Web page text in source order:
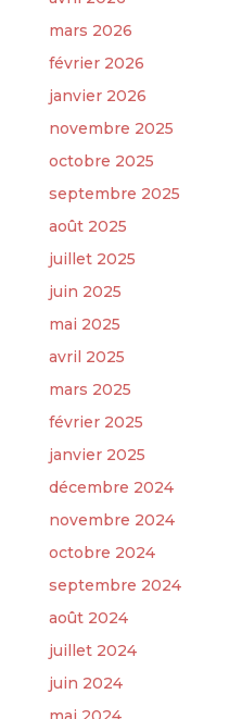
mars 2026
février 2026
janvier 2026
novembre 2025
octobre 2025
septembre 2025
août 2025
juillet 2025
juin 2025
mai 2025
avril 2025
mars 2025
février 2025
janvier 2025
décembre 2024
novembre 2024
octobre 2024
septembre 2024
août 2024
juillet 2024
juin 2024